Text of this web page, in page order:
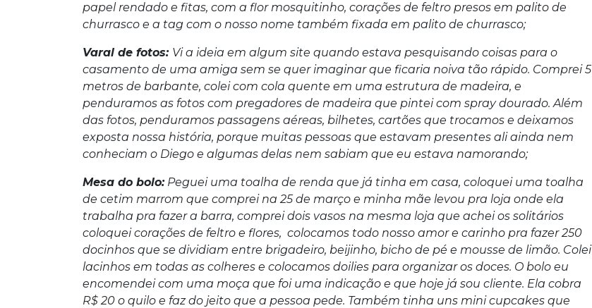
papel rendado e fitas, com a flor mosquitinho, corações de feltro presos em palito de
churrasco e a tag com o nosso nome também fixada em palito de churrasco;
Varal de fotos: Vi a ideia em algum site quando estava pesquisando coisas para o
casamento de uma amiga sem se quer imaginar que ficaria noiva tão rápido. Comprei 5
metros de barbante, colei com cola quente em uma estrutura de madeira, e
penduramos as fotos com pregadores de madeira que pintei com spray dourado. Além
das fotos, penduramos passagens aéreas, bilhetes, cartões que trocamos e deixamos
exposta nossa história, porque muitas pessoas que estavam presentes ali ainda nem
conheciam o Diego e algumas delas nem sabiam que eu estava namorando;
Mesa do bolo:Peguei uma toalha de renda que já tinha em casa, coloquei uma toalha
de cetim marrom que comprei na 25 de março e minha mãe levou pra loja onde ela
trabalha pra fazer a barra, comprei dois vasos na mesma loja que achei os solitários
coloquei corações de feltro e flores, colocamos todo nosso amor e carinho pra fazer 250
docinhos que se dividiam entre brigadeiro, beijinho, bicho de pé e mousse de limão. Colei
lacinhos em todas as colheres e colocamos doilies para organizar os doces. O bolo eu
encomendei com uma moça que foi uma indicação e que hoje já sou cliente. Ela cobra
R$ 20 o quilo e faz do jeito que a pessoa pede. Também tinha uns mini cupcakes que